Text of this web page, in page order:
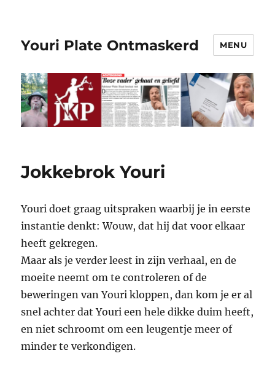
Youri Plate Ontmaskerd MENU
Jokkebrok Youri
Youri doet graag uitspraken waarbij je in eerste
instantie denkt: Wouw, dat hij dat voor elkaar
heeft gekregen.
Maar als je verder leest in zijn verhaal, en de
moeite neemt om te controleren of de
beweringen van Youri kloppen, dan kom je er al
snel achter dat Youri een hele dikke duim heeft,
en niet schroomt om een leugentje meer of
minder te verkondigen.